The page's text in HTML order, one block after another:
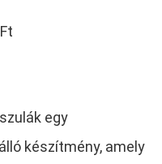
egy
készítmény, amely